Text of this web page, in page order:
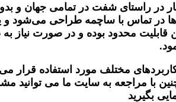
در راستای شفت در تمامی جهان و بدون
تماس با ساچمه طراحی می‌شود و
این قابلیت محدود بوده و در صورت
مختلف مورد استفاده قرار
با مراجعه به سایت ما می توانید
بگیرید